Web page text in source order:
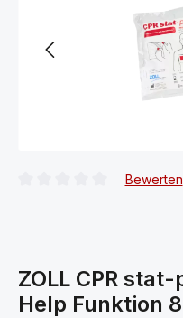
Bewerten
ZOLL CPR
Help Funktion